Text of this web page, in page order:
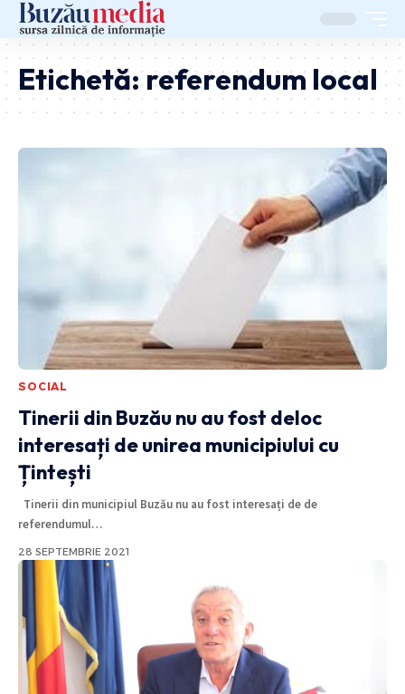
Etichetă:referendum local
SOCIAL
Tinerii din Buzău nu au fost deloc
interesați de unirea municipiului cu
Țintești
Tinerii din municipiul Buzău nu au fost interesați de de
referendumul…
28 SEPTEMBRIE 2021